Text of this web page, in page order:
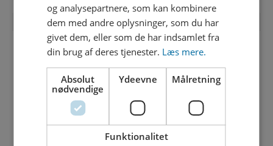
PRØV SELV AT LAVE EKSPERIMENTET
VÅDSERVIETTER VS. TOILETPAPIR
Sådan laver du eksperimentet
vådservietter vs. toiletpapir.pdf
og analysepartnere, som kan kombinere
dem med andre oplysninger, som du har
givet dem, eller som de har indsamlet fra
din brug af deres tjenester. Læs mere.
Absolut
nødvendige
Ydeevne Målretning
Funktionalitet